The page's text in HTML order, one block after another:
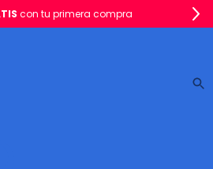
con tu primera compra